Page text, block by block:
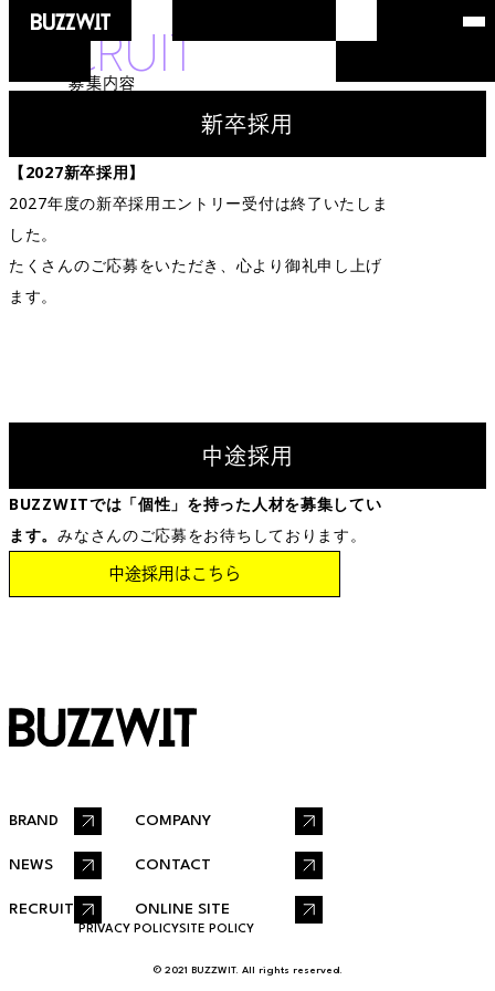
RECRUIT
募集内容
新卒採用
【2027新卒採用】
2027年度の新卒採用エントリー受付は終了いたしま
した。
たくさんのご応募をいただき、心より御礼申し上げ
ます。
中途採用
BUZZWITでは「個性」を持った人材を募集してい
ます。みなさんのご応募をお待ちしております。
中途採用はこちら
BRAND
NEWS
RECRUIT
COMPANY
CONTACT
ONLINE SITE
PRIVACY POLICYSITE POLICY
© 2021 BUZZWIT. All rights reserved.